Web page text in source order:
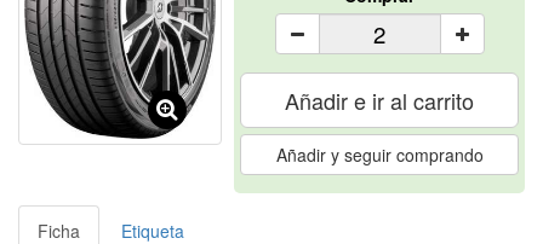
Añadir e ir al carrito
Añadir y seguir comprando
Ficha
Etiqueta